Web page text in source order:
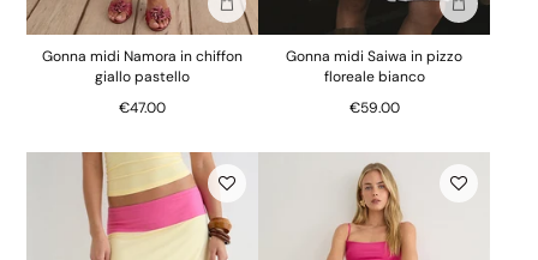
Aggiungi alla borsa
Gonna midi Namora in chiffon
giallo pastello
€47.00
Aggiungi
Gonna midi Saiwa in pizzo
floreale bianco
€59.00